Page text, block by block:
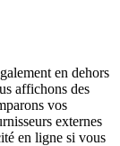
en dehors
affichons des
vos
externes
en ligne si vous